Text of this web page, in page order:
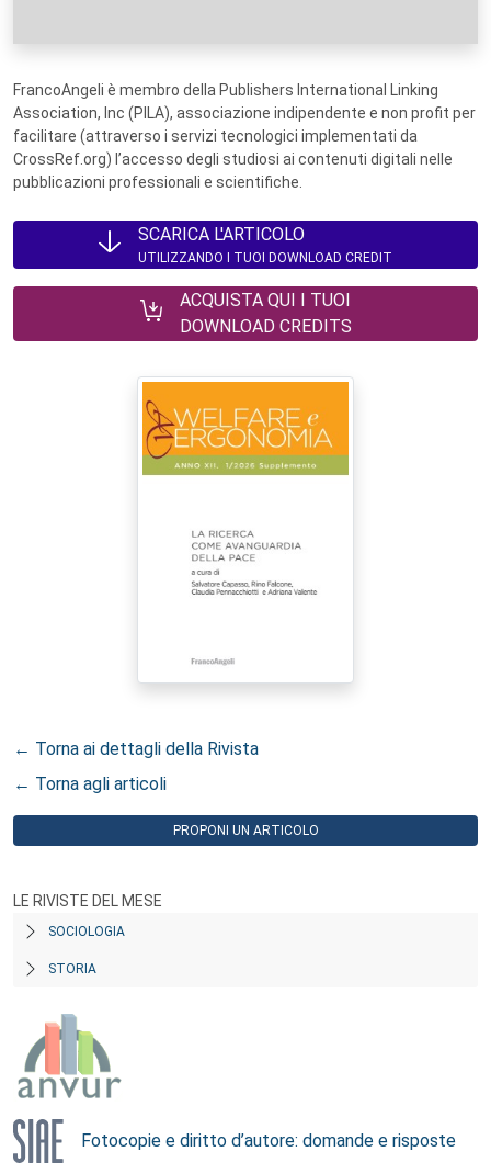
FrancoAngeli è membro della Publishers International Linking
Association, Inc (PILA), associazione indipendente e non profit per
facilitare (attraverso i servizi tecnologici implementati da
CrossRef.org) l’accesso degli studiosi ai contenuti digitali nelle
pubblicazioni professionali e scientifiche.
SCARICA L'ARTICOLO
UTILIZZANDO I TUOI DOWNLOAD CREDIT
ACQUISTA QUI I TUOI
DOWNLOAD CREDITS
← Torna ai dettagli della Rivista
← Torna agli articoli
PROPONI UN ARTICOLO
LE RIVISTE DEL MESE
SOCIOLOGIA
STORIA
Fotocopie e diritto d’autore: domande e risposte